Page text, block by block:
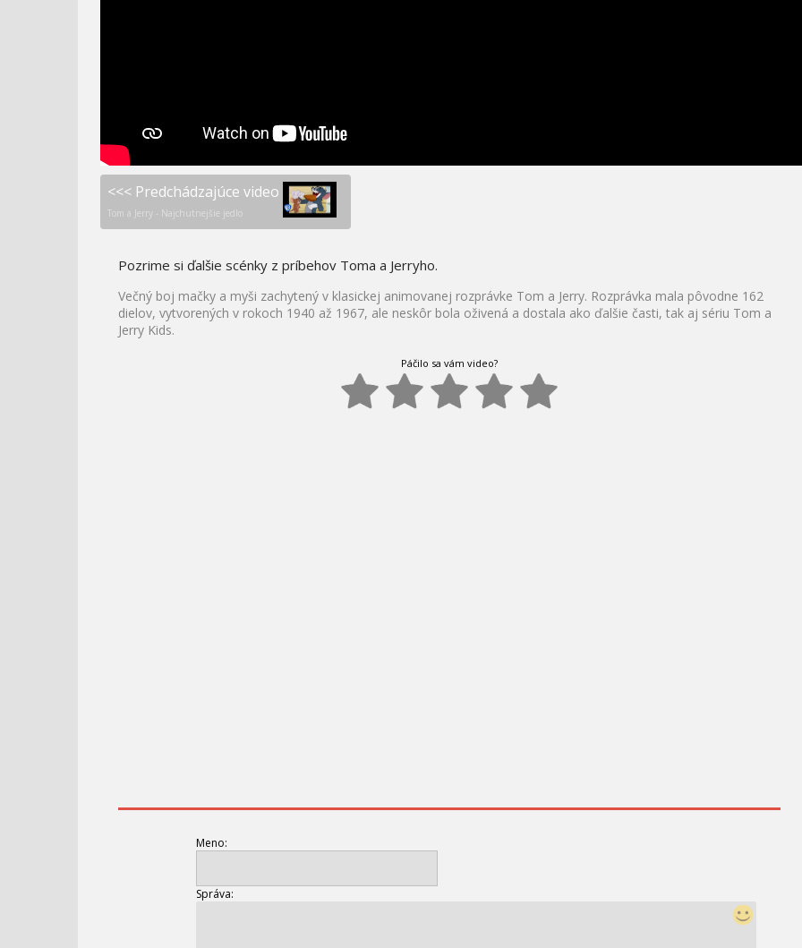
OFICIÁLNY TRAILER [SK D
<<< Predchádzajúce video
Tom a Jerry - Najchutnejšie jedlo
Pozrime si ďalšie scénky z príbehov Toma a Jerryho.
Večný boj mačky a myši zachytený v klasickej animovanej rozprávke Tom a Jerry. Rozprávka mala pôvodne 162
dielov, vytvorených v rokoch 1940 až 1967, ale neskôr bola oživená a dostala ako ďalšie časti, tak aj sériu Tom a
Jerry Kids.
Páčilo sa vám video?
Meno:
Správa: